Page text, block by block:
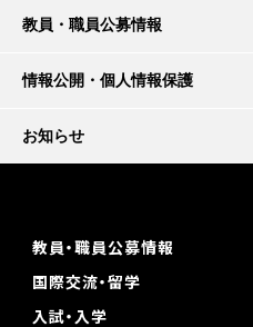
教員・職員公募情報
情報公開・個人情報保護
お知らせ
教員・職員公募情報
国際交流・留学
入試・入学